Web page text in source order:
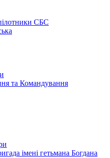
СБС
та Командування
імені гетьмана Богдана